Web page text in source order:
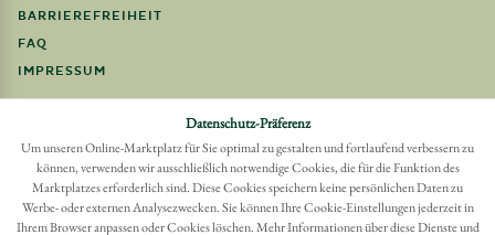
BARRIEREFREIHEIT
FAQ
IMPRESSUM
Möchten Sie eine Bestellung widerrufen?
Hier Widerruf mit wenigen Klicks online erreichen
BESTELLUNG WIDERRUFEN
Datenschutz-Präferenz
Um unseren Online-Marktplatz für Sie optimal zu gestalten und fortlaufend verbessern zu
können, verwenden wir ausschließlich notwendige Cookies, die für die Funktion des
Marktplatzes erforderlich sind. Diese Cookies speichern keine persönlichen Daten zu
Werbe- oder externen Analysezwecken. Sie können Ihre Cookie-Einstellungen jederzeit in
Ihrem Browser anpassen oder Cookies löschen. Mehr Informationen über diese Dienste und